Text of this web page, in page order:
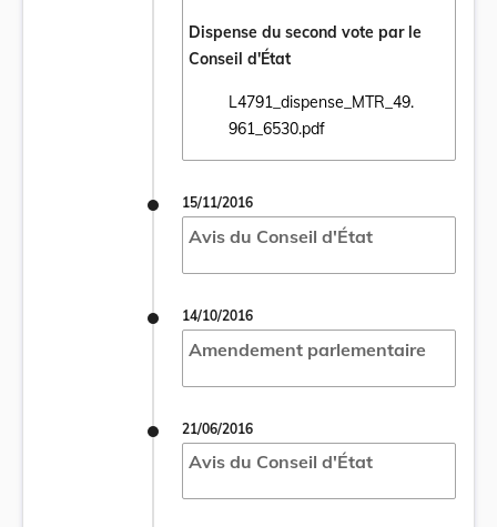
Dispense du second vote par le
Conseil d'État
L4791_dispense_MTR_49.
961_6530.pdf
Ouvrir le document
15/11/2016
Avis du Conseil d'État
14/10/2016
Amendement parlementaire
21/06/2016
Avis du Conseil d'État